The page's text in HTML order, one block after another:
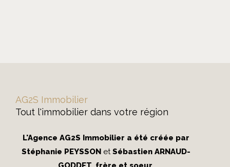
AG2S Immobilier
Tout l'immobilier dans votre région
L'Agence AG2S Immobilier a été créée par
Stéphanie PEYSSON etSébastien ARNAUD-